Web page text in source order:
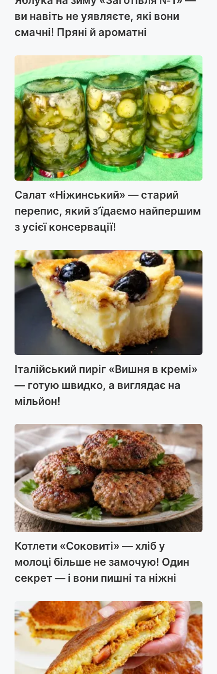
ви навіть не уявляєте, які вони
смачні! Пряні й ароматні
Салат «Ніжинський» — старий
перепис, який з’їдаємо найпершим
з усієї консервації!
Італійський пиріг «Вишня в кремі»
— готую швидко, а виглядає на
мільйон!
Котлети «Соковиті» — хліб у
молоці більше не замочую! Один
секрет — і вони пишні та ніжні